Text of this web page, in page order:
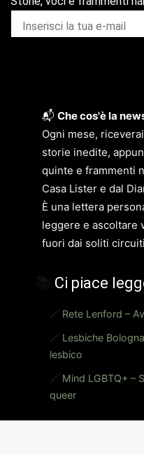
📬 Che cos'è la
Ogni mese,
storie inedite,
quinte e frammenti
Casa Lister e dal
È una lettera
leggere e ascoltare
fuori dai soliti
Ci piace
🔗 Rete Lenford –
🔗 Lesbiche
lesbico
🔗 Mind LGBTQ+ –
queer